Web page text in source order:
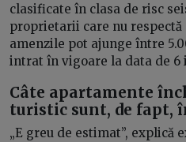
clasificate în clasa de risc
proprietarii care nu
amenzile pot ajunge între
intrat în vigoare la data de 6
Câte apartamente
turistic sunt, de fapt,
„E greu de estimat”, explică